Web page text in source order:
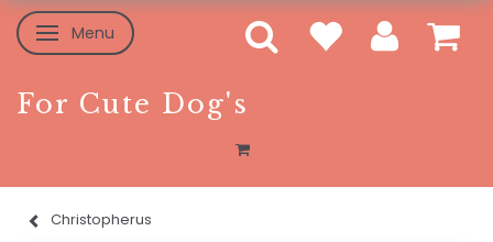
Toggle navigation
Menu
For Cute Dog's
Christopherus